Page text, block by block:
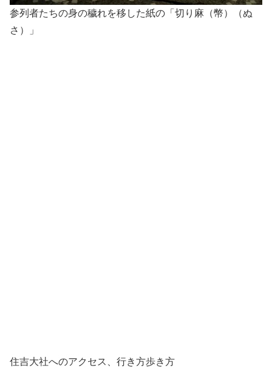
参列者たちの身の穢れを移した紙の「切り麻（幣）（ぬ
さ）」
住吉大社へのアクセス、行き方歩き方